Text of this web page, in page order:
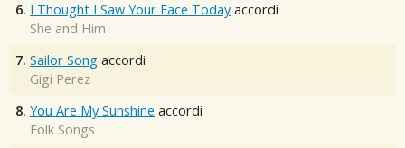
6. I Thought I Saw Your Face Today accordi
She and Him
7. Sailor Song accordi
Gigi Perez
8. You Are My Sunshine accordi
Folk Songs